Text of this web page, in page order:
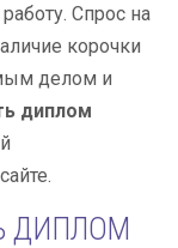
Спрос на
корочки
делом и
диплом
ДИПЛОМ